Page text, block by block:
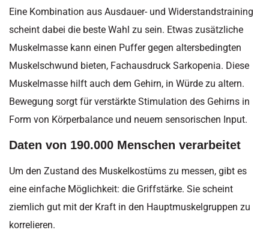
Eine Kombination aus Ausdauer- und Widerstandstraining
scheint dabei die beste Wahl zu sein. Etwas zusätzliche
Muskelmasse kann einen Puffer gegen altersbedingten
Muskelschwund bieten, Fachausdruck Sarkopenia. Diese
Muskelmasse hilft auch dem Gehirn, in Würde zu altern.
Bewegung sorgt für verstärkte Stimulation des Gehirns in
Form von Körperbalance und neuem sensorischen Input.
Daten von 190.000 Menschen verarbeitet
Um den Zustand des Muskelkostüms zu messen, gibt es
eine einfache Möglichkeit: die Griffstärke. Sie scheint
ziemlich gut mit der Kraft in den Hauptmuskelgruppen zu
korrelieren.